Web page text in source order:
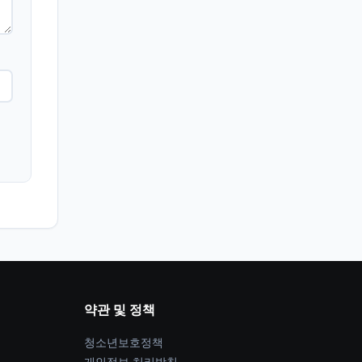
약관 및 정책
청소년보호정책